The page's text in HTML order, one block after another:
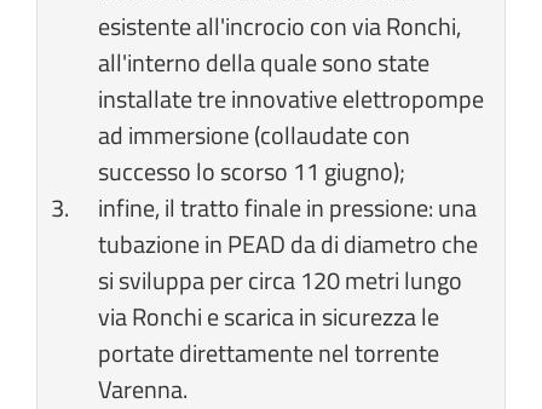
esistente all'incrocio con via Ronchi,
all'interno della quale sono state
installate tre innovative elettropompe
ad immersione (collaudate con
successo lo scorso 11 giugno);
infine, il tratto finale in pressione: una
tubazione in PEAD da di diametro che
si sviluppa per circa 120 metri lungo
via Ronchi e scarica in sicurezza le
portate direttamente nel torrente
Varenna.